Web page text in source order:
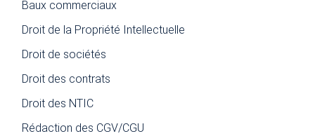
Baux commerciaux
Droit de la Propriété Intellectuelle
Droit de sociétés
Droit des contrats
Droit des NTIC
Rédaction des CGV/CGU